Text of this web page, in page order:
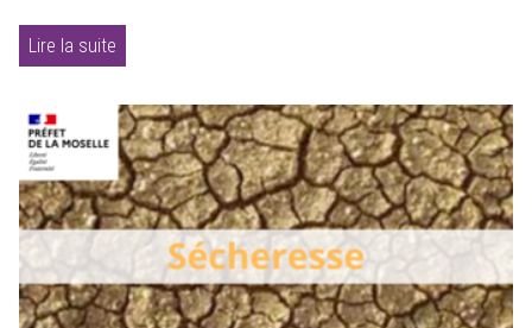
Lire la suite